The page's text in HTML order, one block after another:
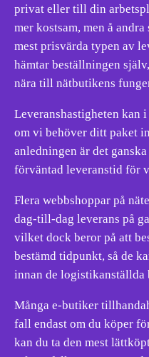
privat eller till din
mer kostsam, men å
mest prisvärda typen av
hämtar beställningen
nära till nätbutikens
Leveranshastigheten
om vi behöver ditt paket
anledningen är det
förväntad leveranstid för
Flera webbshoppar på
dag-till-dag leverans på
vilket dock beror på att
bestämd tidpunkt, så de
innan de logistikanställda
Många e-butiker
fall endast om du köper
kan du ta den mest